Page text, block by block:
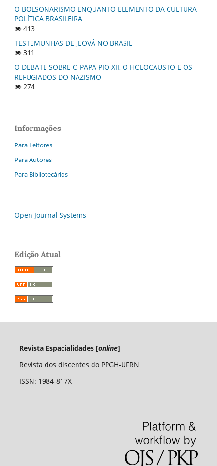
O BOLSONARISMO ENQUANTO ELEMENTO DA CULTURA
POLÍTICA BRASILEIRA
413
TESTEMUNHAS DE JEOVÁ NO BRASIL
311
O DEBATE SOBRE O PAPA PIO XII, O HOLOCAUSTO E OS
REFUGIADOS DO NAZISMO
274
Informações
Para Leitores
Para Autores
Para Bibliotecários
Open Journal Systems
Edição Atual
Revista Espacialidades [online]
Revista dos discentes do PPGH-UFRN
ISSN: 1984-817X